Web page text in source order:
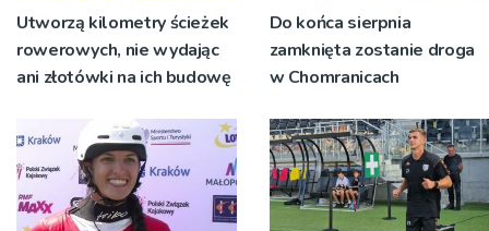
Utworzą kilometry ścieżek
rowerowych, nie wydając
ani złotówki na ich budowę
Do końca sierpnia
zamknięta zostanie droga
w Chomranicach